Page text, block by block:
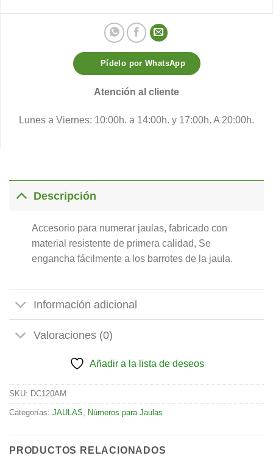
Pídelo por WhatsApp
Atención al cliente
Lunes a Viernes: 10:00h. a 14:00h. y 17:00h. A 20:00h.
Descripción
Accesorio para numerar jaulas, fabricado con
material resistente de primera calidad, Se
engancha fácilmente a los barrotes de la jaula.
Información adicional
Valoraciones (0)
Añadir a la lista de deseos
SKU: DC120AM
Categorías: JAULAS, Números para Jaulas
PRODUCTOS RELACIONADOS